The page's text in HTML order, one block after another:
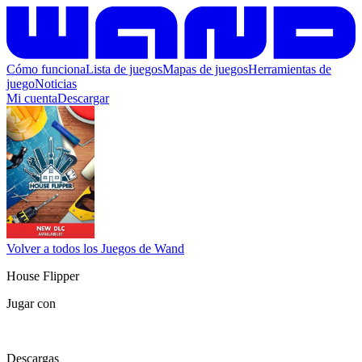
Cómo funcionaLista de juegosMapas de juegosHerramientas de
juegoNoticias
Mi cuentaDescargar
Volver a todos los Juegos de Wand
House Flipper
Jugar con
Descargas